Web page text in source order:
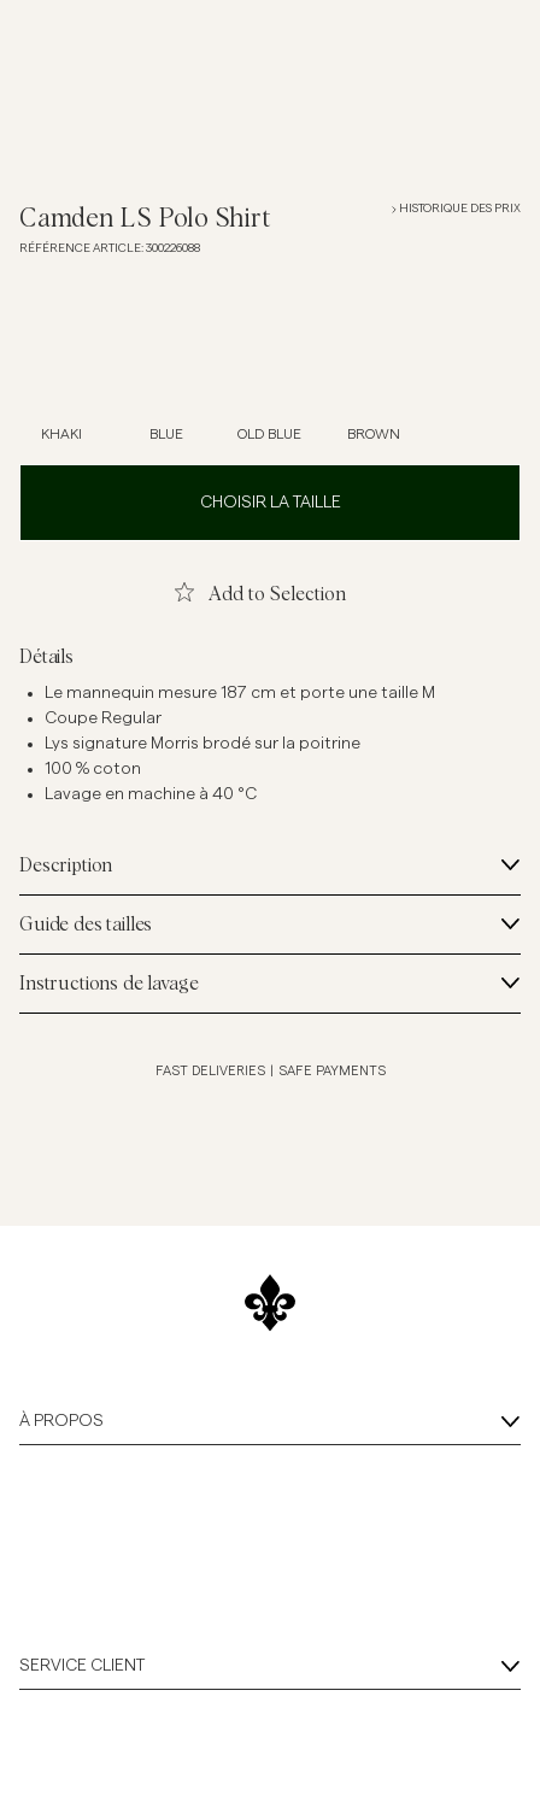
Chemises
T-shirts
Sous-vêtements
Camden LS Polo Shirt
RÉFÉRENCE ARTICLE: 300226088
HISTORIQUE DES PRIX
KHAKI BLUE OLD BLUE BROWN
CHOISIR LA TAILLE
Add to Selection
Détails
Le mannequin mesure 187 cm et porte une taille M
Coupe Regular
Lys signature Morris brodé sur la poitrine
100 % coton
Lavage en machine à 40 °C
Description
Guide des tailles
Instructions de lavage
FAST DELIVERIES SAFE PAYMENTS
À PROPOS
SERVICE CLIENT